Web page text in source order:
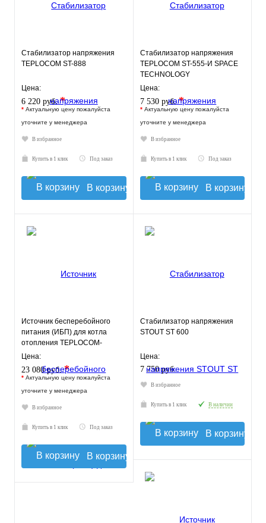
Стабилизатор напряжения
TEPLOCOM ST-888
Цена:
6 220 руб.*
* Актуальную цену пожалуйста
уточните у менеджера
В избранное
Купить в 1 клик Под заказ
В корзину
Стабилизатор напряжения
TEPLOCOM ST-555-И SPACE
TECHNOLOGY
Цена:
7 530 руб.*
* Актуальную цену пожалуйста
уточните у менеджера
В избранное
Купить в 1 клик Под заказ
В корзину
Источник бесперебойного
питания (ИБП) для котла
отопления TEPLOCOM-
250+26
Цена:
23 080 руб.*
* Актуальную цену пожалуйста
уточните у менеджера
В избранное
Купить в 1 клик Под заказ
В корзину
Стабилизатор напряжения
STOUT ST 600
Цена:
7 750 руб.
В избранное
Купить в 1 клик В наличии
В корзину